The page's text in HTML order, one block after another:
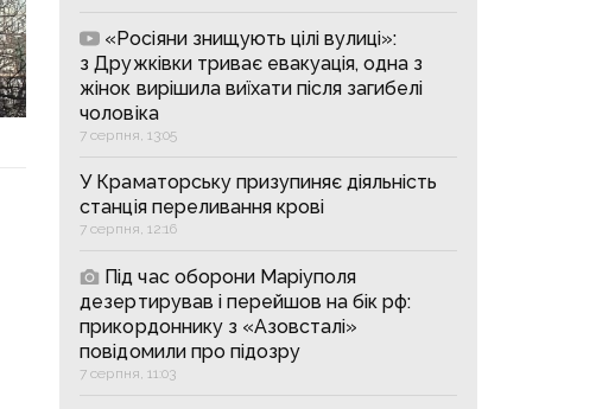
«Росіяни знищують цілі вулиці»:
з Дружківки триває евакуація, одна з
жінок вирішила виїхати після загибелі
чоловіка
7 серпня, 13:05
У Краматорську призупиняє діяльність
станція переливання крові
7 серпня, 12:16
Під час оборони Маріуполя
дезертирував і перейшов на бік рф:
прикордоннику з «Азовсталі»
повідомили про підозру
7 серпня, 11:03